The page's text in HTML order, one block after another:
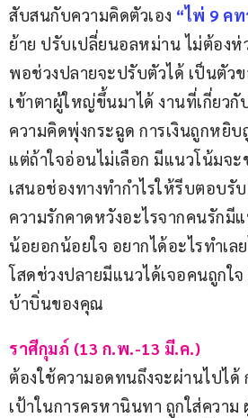
สับสนกับความคิดตัวเอง “ไพ่ 9 คท
ย้าย ปรับเปลี่ยนอลหม่าน ไม่ต้องห่
พอช่วงปลายจะปรับตัวได้ เป็นตัวข
เข้าตาผู้ใหญ่ขึ้นมาได้ งานที่เกี่ยวกั
ความคิดพุ่งกระฉูด การเงินถูกหยิบ
แต่ถ้าใจอ่อนไม่เลือก มีแนวโน้มจ
เสนอช่องทางทำกำไรให้รีบตอบรั
ความรักคาดหวังอะไรจากคนรักมี
น้อยอกน้อยใจ อยากได้อะไรทำเล
โสดช่วงปลายมีแนวได้เจอคนถูกใ
บ้าบิ่นของคุณ
ราศีกุมภ์ (13 ก.พ.-13 มี.ค.)
ต้องใช้ความอดทนถึงจะผ่านไปได้
เป้าในการครหานินทา ถูกใส่ควา